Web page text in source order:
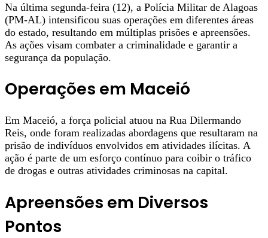
Na última segunda-feira (12), a Polícia Militar de Alagoas
(PM-AL) intensificou suas operações em diferentes áreas
do estado, resultando em múltiplas prisões e apreensões.
As ações visam combater a criminalidade e garantir a
segurança da população.
Operações em Maceió
Em Maceió, a força policial atuou na Rua Dilermando
Reis, onde foram realizadas abordagens que resultaram na
prisão de indivíduos envolvidos em atividades ilícitas. A
ação é parte de um esforço contínuo para coibir o tráfico
de drogas e outras atividades criminosas na capital.
Apreensões em Diversos
Pontos